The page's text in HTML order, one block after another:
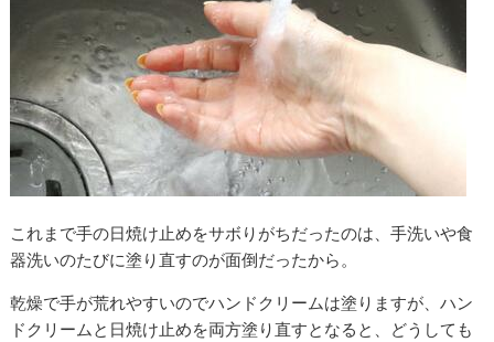
これまで手の日焼け止めをサボりがちだったのは、手洗いや食
器洗いのたびに塗り直すのが面倒だったから。
乾燥で手が荒れやすいのでハンドクリームは塗りますが、ハン
ドクリームと日焼け止めを両方塗り直すとなると、どうしても